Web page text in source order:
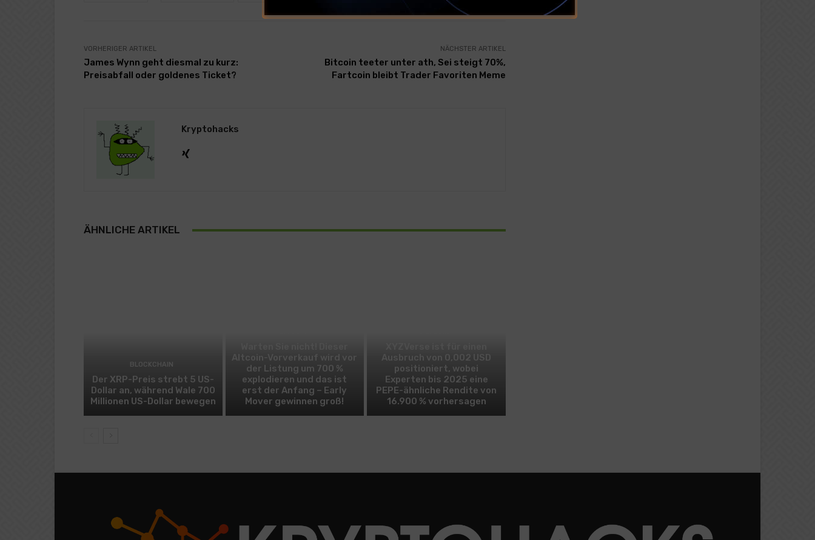
VORHERIGER ARTIKEL
James Wynn geht diesmal zu kurz:
Preisabfall oder goldenes Ticket?
NÄCHSTER ARTIKEL
Bitcoin teeter unter ath, Sei steigt 70%,
Fartcoin bleibt Trader Favoriten Meme
Kryptohacks
ÄHNLICHE ARTIKEL
BLOCKCHAIN
Der XRP-Preis strebt 5 US-
Dollar an, während Wale 700
Millionen US-Dollar bewegen
Altcoin-Vorverkauf wird vor
der Listung um 700 %
explodieren und das ist
erst der Anfang – Early
Mover gewinnen groß!
Ausbruch von 0,002 USD
positioniert, wobei
Experten bis 2025 eine
PEPE-ähnliche Rendite von
16.900 % vorhersagen